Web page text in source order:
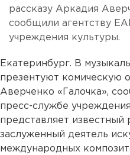
рассказу Аркадия
сообщили агентству
учреждения культуры.
Екатеринбург. В
презентуют комическую
Аверченко «Галочка»,
пресс-службе
представляет известный
заслуженный деятель
международных